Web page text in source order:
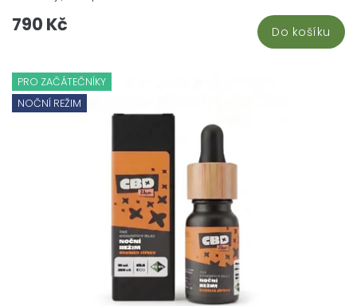
790 Kč Do košíku
PRO ZAČÁTEČNÍKY
NOČNÍ REŽIM